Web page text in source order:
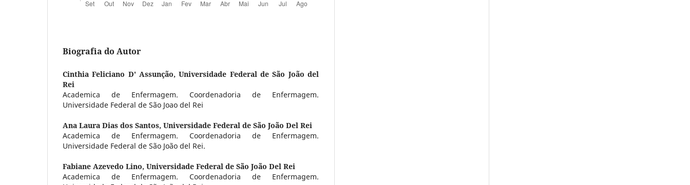
Biografia do Autor
Cinthia Feliciano D' Assunção,Universidade Federal de São João del
Rei
Academica de Enfermagem. Coordenadoria de Enfermagem.
Universidade Federal de São Joao del Rei
Ana Laura Dias dos Santos, Universidade Federal de São João Del Rei
Academica de Enfermagem. Coordenadoria de Enfermagem.
Universidade Federal de São João del Rei.
Fabiane Azevedo Lino, Universidade Federal de São João Del Rei
Academica de Enfermagem. Coordenadoria de Enfermagem.